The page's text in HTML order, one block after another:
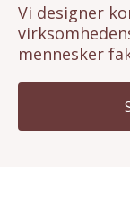
Vi designer
mennesker